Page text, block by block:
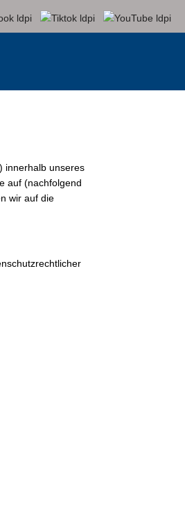
innerhalb unseres
auf (nachfolgend
wir auf die